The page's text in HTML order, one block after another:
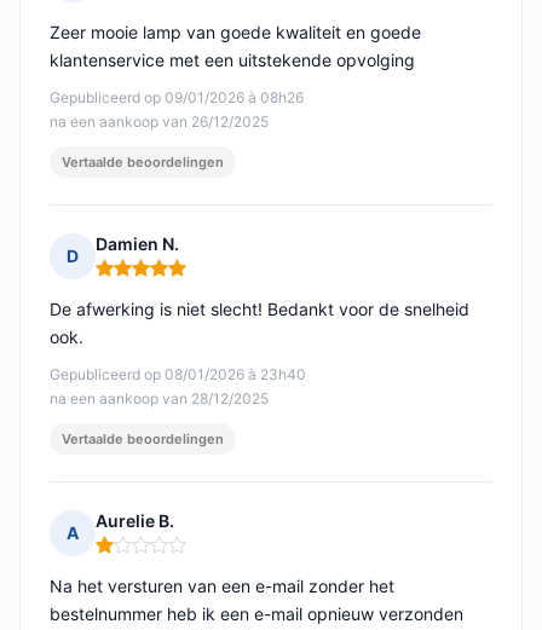
Gepubliceerd op 09/01/2026 à 08h26
na een aankoop van 26/12/2025
Zeer mooie lamp van goede kwaliteit en goede
klantenservice met een uitstekende opvolging
Vertaalde beoordelingen
D
Damien N.
Opmerking: 5 van 5
Gepubliceerd op 08/01/2026 à 23h40
na een aankoop van 28/12/2025
De afwerking is niet slecht! Bedankt voor de snelheid
ook.
Vertaalde beoordelingen
A
Aurelie B.
Opmerking: 1 van 5
Na het versturen van een e-mail zonder het
bestelnummer heb ik een e-mail opnieuw verzonden